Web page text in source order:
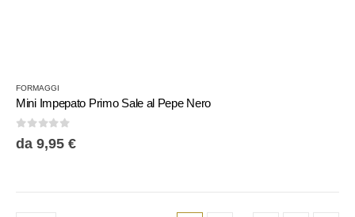
FORMAGGI
Mini Impepato Primo Sale al Pepe Nero
0Su 5
da 9,95 €